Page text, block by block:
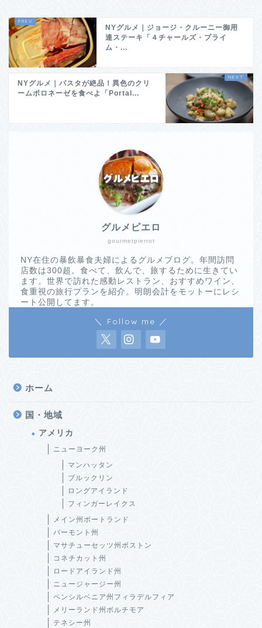
NYグルメ｜ジョージ・クルーニー御用
達ステーキ「４チャールズ・プライ
ム・...
NYグルメ｜パスタが絶品！異色のクリ
ームボロネーゼを食べよ「Portal...
gourmetpierrot
グルメピエロ
NY在住の暴飲暴食夫婦によるグルメブログ。年間訪問
店数は300超。食べて、飲んで、旅するために生きてい
ます。世界で訪れた感動レストラン、おすすめワイン、
食重視の旅行プランを紹介。明朗会計をモットーにレシ
ート公開してます。
＼ Follow me ／
ホーム
国・地域
アメリカ
ニューヨーク州
マンハッタン
ブルックリン
ロングアイランド
フィンガーレイクス
メイン州ポートランド
バーモント州
マサチューセッツ州ボストン
コネチカット州
ロードアイランド州
ニュージャージー州
ペンシルベニア州フィラデルフィア
メリーランド州ボルチモア
テネシー州